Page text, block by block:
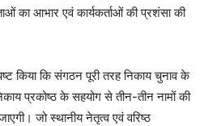
का आभार एवं कार्यकर्ताओं की प्रशंसा की
किया कि संगठन पूरी तरह निकाय चुनाव के
प्रकोष्ठ के सहयोग से तीन-तीन नामों की
जो स्थानीय नेतृत्व एवं वरिष्ठ